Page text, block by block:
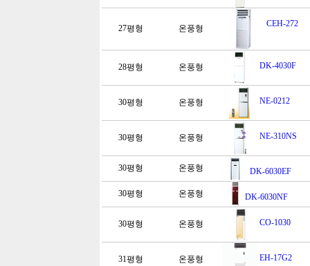
27평형 온풍형 CEH-272
28평형 온풍형 DK-4030F
30평형 온풍형 NE-0212
30평형 온풍형 NE-310NS
30평형 온풍형 DK-6030EF
30평형 온풍형 DK-6030NF
30평형 온풍형 CO-1030
31평형 온풍형 EH-17G2